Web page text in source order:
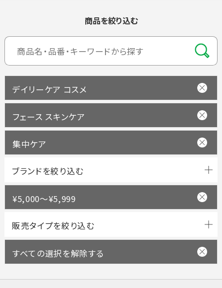
商品を絞り込む
デイリーケア コスメ
フェース スキンケア
集中ケア
ブランドを絞り込む
¥5,000～¥5,999
すべての選択を解除する